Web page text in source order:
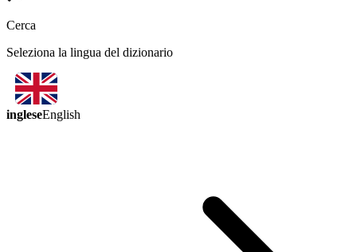
Cerca
Seleziona la lingua del dizionario
ingleseEnglish